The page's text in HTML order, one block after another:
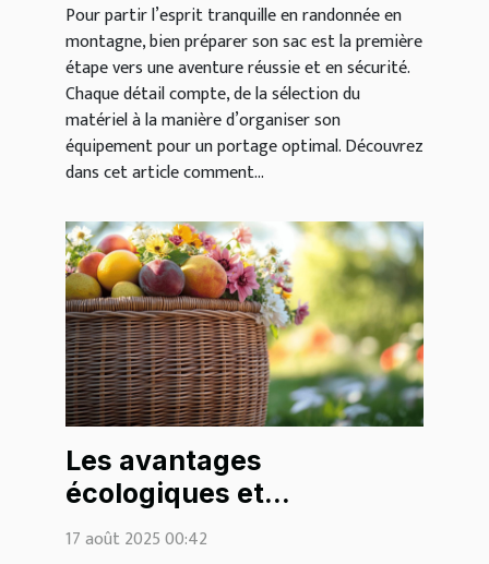
Pour partir l’esprit tranquille en randonnée en
montagne, bien préparer son sac est la première
étape vers une aventure réussie et en sécurité.
Chaque détail compte, de la sélection du
matériel à la manière d’organiser son
équipement pour un portage optimal. Découvrez
dans cet article comment...
Les avantages
écologiques et
esthétiques des paniers
17 août 2025 00:42